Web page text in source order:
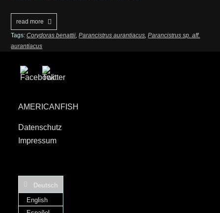
read more
Tags:Corydoras benattii,Parancistrus aurantiacus,Parancistrus sp. aff.
aurantiacus
AMERICANFISH
Datenschutz
Impressum
Deutsch
English